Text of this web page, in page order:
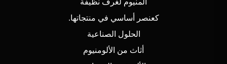
كعنصر أساسي في منتجاتها.
الحلول الصناعية
أثاث من الألومنيوم